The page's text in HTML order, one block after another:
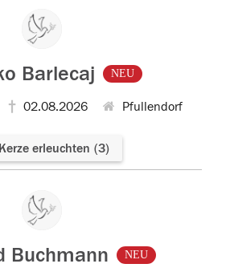
Barlecaj NEU
02.08.2026 Pfullendorf
Kerze erleuchten (3)
Buchmann NEU